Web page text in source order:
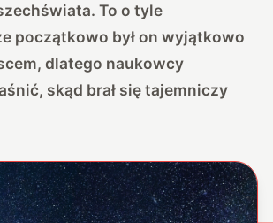
To o tyle
początkowo był on wyjątkowo
dlatego naukowcy
skąd brał się tajemniczy